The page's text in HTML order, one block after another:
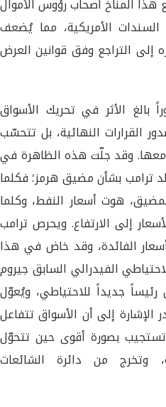
المناخ أصحاب رؤوس الأموال
الأمريكية، مما يُضعف
التراجع وفق قوانين العرض
بالغ الأثر في تحريك الأسواق
القرارات النهائية، بل تتحسّب
معها. وقد جلّت هذه الظاهرة في
ترامب بشأن مضيق هرمز؛ فكلما
هوت أسعار النفط، وكلما
إلى الارتفاع. ويحرص ترامب
الفائدة، وقد خاض في هذا
الفيدرالي السابق جيروم
جديداً للاحتياطي، ويُعوّل
إلى أن الأسواق تتفاعل
تستجيب بصورة أقوى حين تتحوّل
وتخرج من دائرة الشائعات